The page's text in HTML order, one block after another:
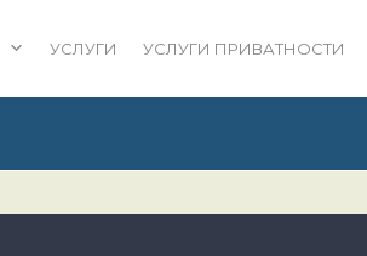
УСЛУГИ УСЛУГИ ПРИВАТНОСТИ